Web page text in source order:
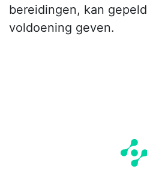
bereidingen, kan
voldoening geven.